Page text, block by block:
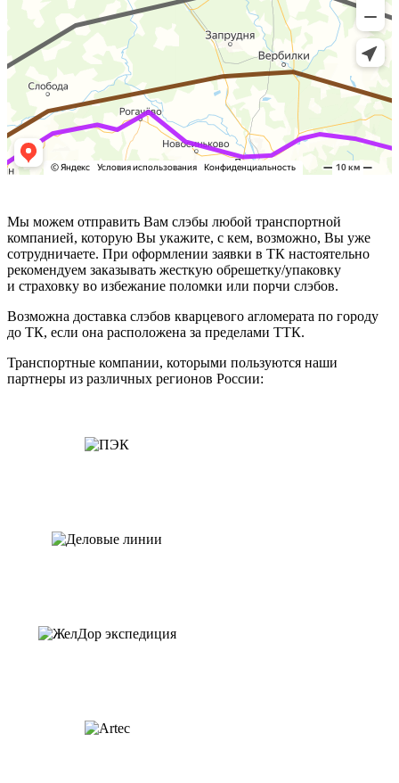
Мы можем отправить Вам слэбы любой транспортной
компанией, которую Вы укажите, с кем, возможно, Вы уже
сотрудничаете. При оформлении заявки в ТК настоятельно
рекомендуем заказывать жесткую обрешетку/упаковку
и страховку во избежание поломки или порчи слэбов.
Возможна доставка слэбов кварцевого агломерата по городу
до ТК, если она расположена за пределами ТТК.
Транспортные компании, которыми пользуются наши
партнеры из различных регионов России: